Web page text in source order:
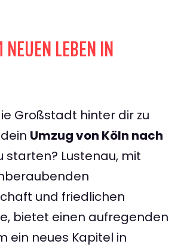
LEBEN IN
Großstadt hinter dir zu
Umzug von Köln nach
starten? Lustenau, mit
und friedlichen
bietet einen aufregenden
ein neues Kapitel in